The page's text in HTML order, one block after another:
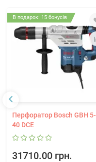
В подарок: 15 бонусів
Перфоратор Bosch GBH 5-
40 DCE
31710.00 грн.